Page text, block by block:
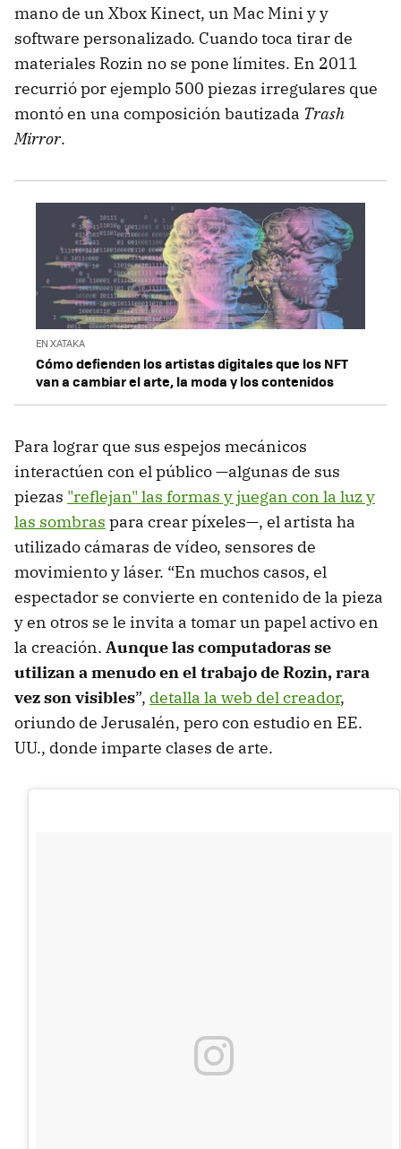
mano de un Xbox Kinect, un Mac Mini y y
software personalizado. Cuando toca tirar de
materiales Rozin no se pone límites. En 2011
recurrió por ejemplo 500 piezas irregulares que
montó en una composición bautizada Trash
Mirror.
EN XATAKA
Cómo defienden los artistas digitales que los NFT
van a cambiar el arte, la moda y los contenidos
Para lograr que sus espejos mecánicos
interactúen con el público —algunas de sus
piezas "reflejan" las formas y juegan con la luz y
las sombras para crear píxeles—, el artista ha
utilizado cámaras de vídeo, sensores de
movimiento y láser. “En muchos casos, el
espectador se convierte en contenido de la pieza
y en otros se le invita a tomar un papel activo en
la creación. Aunque las computadoras se
utilizan a menudo en el trabajo de Rozin, rara
vez son visibles”, detalla la web del creador,
oriundo de Jerusalén, pero con estudio en EE.
UU., donde imparte clases de arte.